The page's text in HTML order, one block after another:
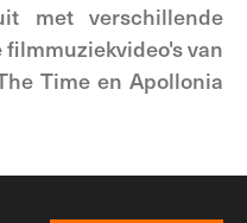
met verschillende
van
Time en Apollonia